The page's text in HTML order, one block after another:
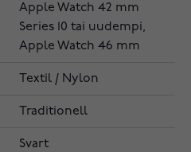
Apple Watch 42 mm
Series 10 tai uudempi,
Apple Watch 46 mm
Textil / Nylon
Traditionell
Svart